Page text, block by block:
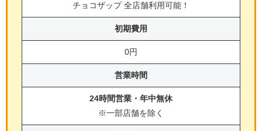
チョコザップ 全店舗利用可能！
初期費用
0円
営業時間
24時間営業・年中無休
※一部店舗を除く